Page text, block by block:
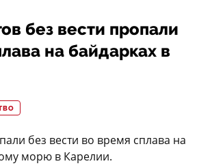
без вести пропали
на байдарках в
без вести во время сплава на
морю в Карелии.